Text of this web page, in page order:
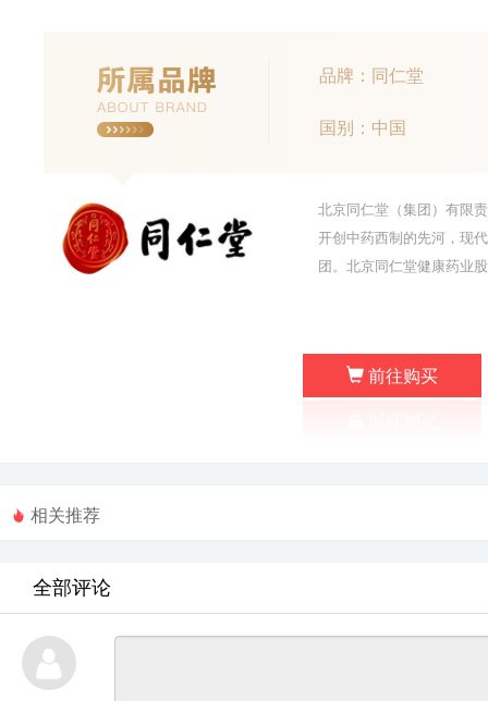
品牌：同仁堂
国别：中国
北京同仁堂（集团）有限
开创中药西制的先河，现
团。北京同仁堂健康药业
前往购买
相关推荐
全部评论